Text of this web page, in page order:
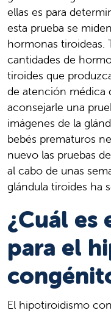
ellas es para
esta prueba se
hormonas tiroideas.
cantidades de
tiroides que
de atención médica
aconsejarle una
imágenes de la
bebés prematuros
nuevo las pruebas
al cabo de unas
glándula tiroides ha
¿Cuál
para el
El hipotiroidismo